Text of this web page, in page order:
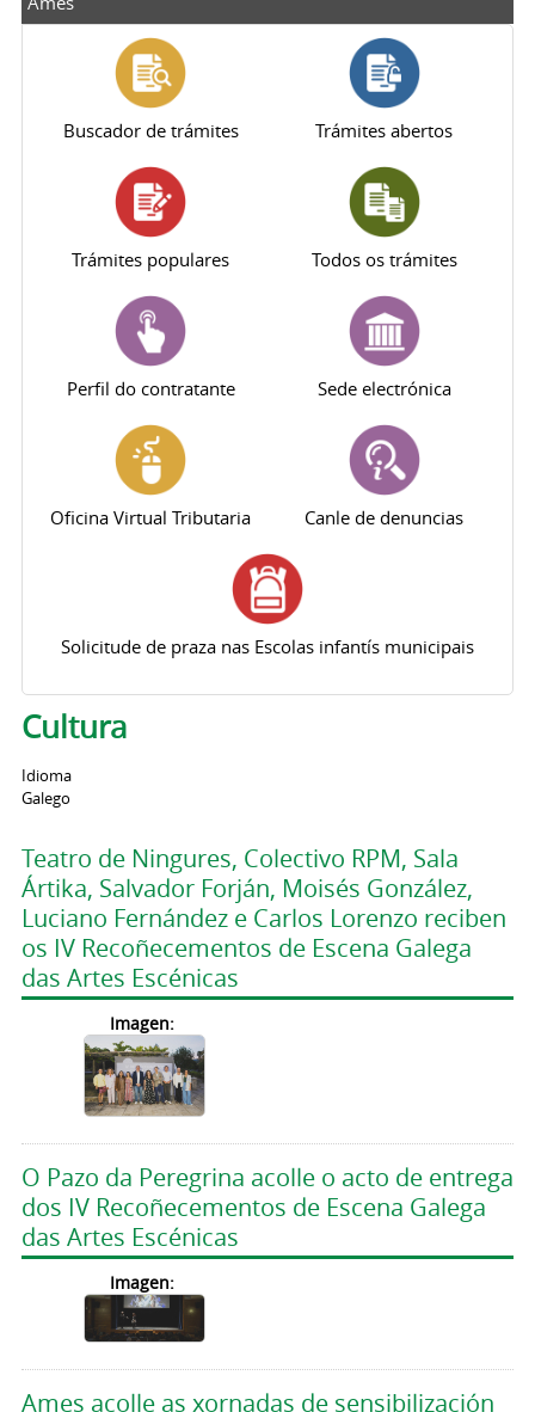
Buscador de trámites Trámites abertos
Trámites populares Todos os trámites
Perfil do contratante Sede electrónica
Oficina Virtual Tributaria Canle de denuncias
Solicitude de praza nas Escolas infantís municipais
Cultura
Idioma
Galego
Teatro de Ningures, Colectivo RPM, Sala
Ártika, Salvador Forján, Moisés González,
Luciano Fernández e Carlos Lorenzo reciben
os IV Recoñecementos de Escena Galega
das Artes Escénicas
Imagen:
O Pazo da Peregrina acolle o acto de entrega
dos IV Recoñecementos de Escena Galega
das Artes Escénicas
Imagen:
Ames acolle as xornadas de sensibilización